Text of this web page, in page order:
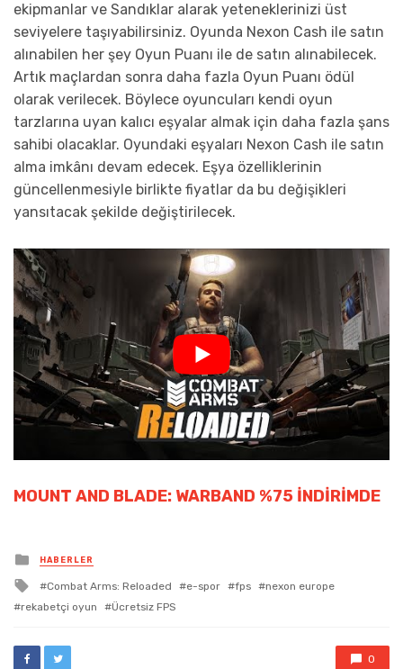
ekipmanlar ve Sandıklar alarak yeteneklerinizi üst
seviyelere taşıyabilirsiniz. Oyunda Nexon Cash ile satın
alınabilen her şey Oyun Puanı ile de satın alınabilecek.
Artık maçlardan sonra daha fazla Oyun Puanı ödül
olarak verilecek. Böylece oyuncuları kendi oyun
tarzlarına uyan kalıcı eşyalar almak için daha fazla şans
sahibi olacaklar. Oyundaki eşyaları Nexon Cash ile satın
alma imkânı devam edecek. Eşya özelliklerinin
güncellenmesiyle birlikte fiyatlar da bu değişikleri
yansıtacak şekilde değiştirilecek.
MOUNT AND BLADE: WARBAND %75 İNDIRIMDE
Posted
in
HABERLER
Tagged
with
Combat Arms: Reloaded e-spor fps
nexon europe
rekabetçi oyun
Ücretsiz FPS
0